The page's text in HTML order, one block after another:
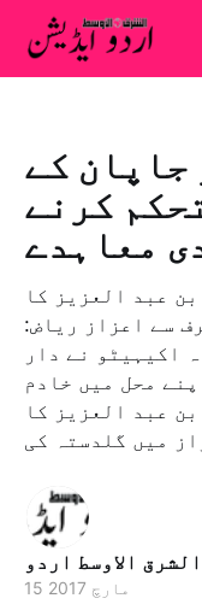
جاپان کے
کرنے
معاہدے
عبد العزیز کا
سے اعزاز ریاض:
اکیہیٹو نے دار
محل میں خادم
عبد العزیز کا
الاوسط اردو
15 مارچ 2017